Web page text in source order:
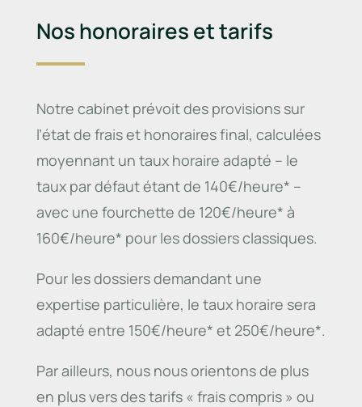
Nos honoraires et tarifs
Notre cabinet prévoit des provisions sur
l’état de frais et honoraires final, calculées
moyennant un taux horaire adapté – le
taux par défaut étant de 140€/heure* –
avec une fourchette de 120€/heure* à
160€/heure* pour les dossiers classiques.
Pour les dossiers demandant une
expertise particulière, le taux horaire sera
adapté entre 150€/heure* et 250€/heure*.
Par ailleurs, nous nous orientons de plus
en plus vers des tarifs « frais compris » ou